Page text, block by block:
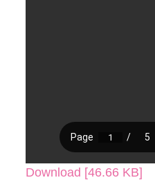
Download [46.66 KB]